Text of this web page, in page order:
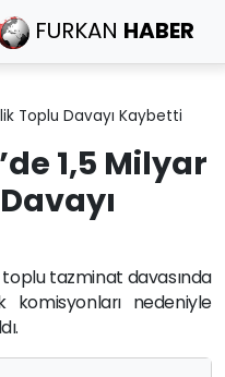
FURKAN HABER
Toplu Davayı Kaybetti
1,5 Milyar
toplu tazminat davasında
komisyonları nedeniyle